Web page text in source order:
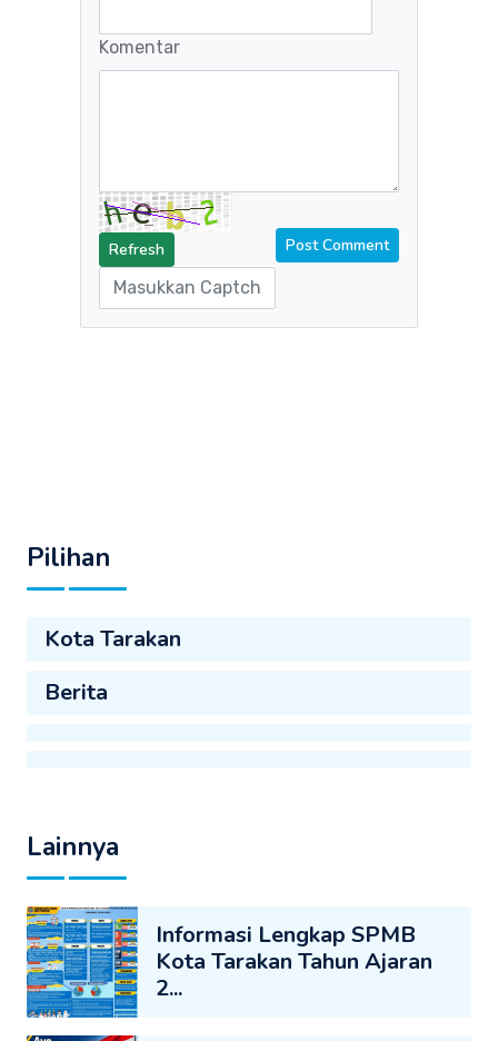
Komentar
Refresh
Pilihan
Kota Tarakan
Berita
Lainnya
Informasi Lengkap SPMB
Kota Tarakan Tahun Ajaran
2...